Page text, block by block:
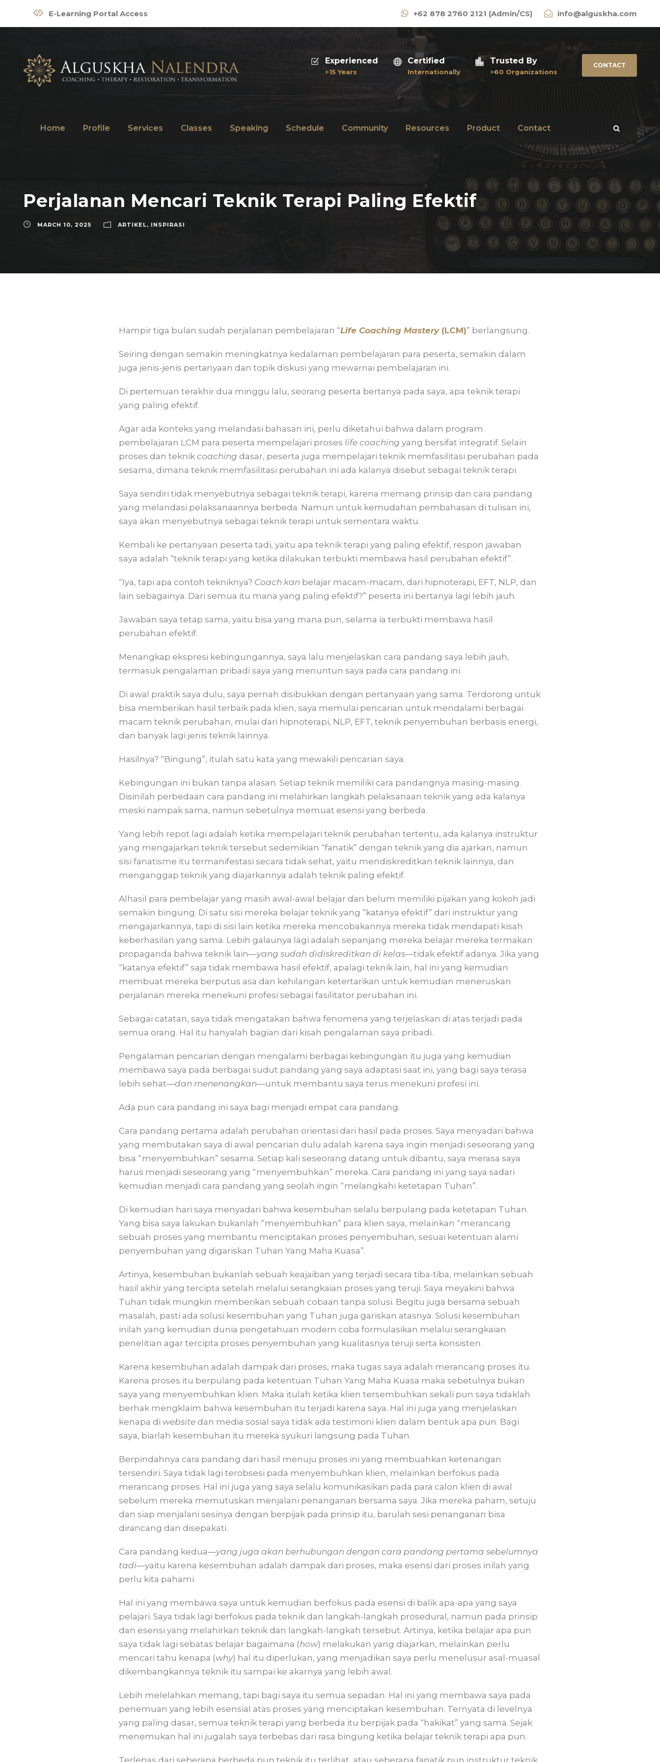
E-Learning Portal Access +62 878 2760 2121 (Admin/CS) info@alguskha.com
Experienced
>15 Years
Certified
Internationally
Trusted By
>60 Organizations
CONTACT
Home Profile Services Classes Speaking Schedule Community Resources Product Contact
Perjalanan Mencari Teknik Terapi Paling Efektif
MARCH 10, 2025 ARTIKEL, INSPIRASI
Hampir tiga bulan sudah perjalanan pembelajaran “Life Coaching Mastery (LCM)” berlangsung.
Seiring dengan semakin meningkatnya kedalaman pembelajaran para peserta, semakin dalam
juga jenis-jenis pertanyaan dan topik diskusi yang mewarnai pembelajaran ini.
Di pertemuan terakhir dua minggu lalu, seorang peserta bertanya pada saya, apa teknik terapi
yang paling efektif.
Agar ada konteks yang melandasi bahasan ini, perlu diketahui bahwa dalam program
pembelajaran LCM para peserta mempelajari proses life coaching yang bersifat integratif. Selain
proses dan teknik coaching dasar, peserta juga mempelajari teknik memfasilitasi perubahan pada
sesama, dimana teknik memfasilitasi perubahan ini ada kalanya disebut sebagai teknik terapi.
Saya sendiri tidak menyebutnya sebagai teknik terapi, karena memang prinsip dan cara pandang
yang melandasi pelaksanaannya berbeda. Namun untuk kemudahan pembahasan di tulisan ini,
saya akan menyebutnya sebagai teknik terapi untuk sementara waktu.
Kembali ke pertanyaan peserta tadi, yaitu apa teknik terapi yang paling efektif, respon jawaban
saya adalah “teknik terapi yang ketika dilakukan terbukti membawa hasil perubahan efektif”.
“Iya, tapi apa contoh tekniknya? Coach kan belajar macam-macam, dari hipnoterapi, EFT, NLP, dan
lain sebagainya. Dari semua itu mana yang paling efektif?” peserta ini bertanya lagi lebih jauh.
Jawaban saya tetap sama, yaitu bisa yang mana pun, selama ia terbukti membawa hasil
perubahan efektif.
Menangkap ekspresi kebingungannya, saya lalu menjelaskan cara pandang saya lebih jauh,
termasuk pengalaman pribadi saya yang menuntun saya pada cara pandang ini.
Di awal praktik saya dulu, saya pernah disibukkan dengan pertanyaan yang sama. Terdorong untuk
bisa memberikan hasil terbaik pada klien, saya memulai pencarian untuk mendalami berbagai
macam teknik perubahan, mulai dari hipnoterapi, NLP, EFT, teknik penyembuhan berbasis energi,
dan banyak lagi jenis teknik lainnya.
Hasilnya? “Bingung”, itulah satu kata yang mewakili pencarian saya.
Kebingungan ini bukan tanpa alasan. Setiap teknik memiliki cara pandangnya masing-masing.
Disinilah perbedaan cara pandang ini melahirkan langkah pelaksanaan teknik yang ada kalanya
meski nampak sama, namun sebetulnya memuat esensi yang berbeda.
Yang lebih repot lagi adalah ketika mempelajari teknik perubahan tertentu, ada kalanya instruktur
yang mengajarkan teknik tersebut sedemikian “fanatik” dengan teknik yang dia ajarkan, namun
sisi fanatisme itu termanifestasi secara tidak sehat, yaitu mendiskreditkan teknik lainnya, dan
menganggap teknik yang diajarkannya adalah teknik paling efektif.
Alhasil para pembelajar yang masih awal-awal belajar dan belum memiliki pijakan yang kokoh jadi
semakin bingung. Di satu sisi mereka belajar teknik yang “katanya efektif” dari instruktur yang
mengajarkannya, tapi di sisi lain ketika mereka mencobakannya mereka tidak mendapati kisah
keberhasilan yang sama. Lebih galaunya lagi adalah sepanjang mereka belajar mereka termakan
propaganda bahwa teknik lain—yang sudah didiskreditkan di kelas—tidak efektif adanya. Jika yang
“katanya efektif” saja tidak membawa hasil efektif, apalagi teknik lain, hal ini yang kemudian
membuat mereka berputus asa dan kehilangan ketertarikan untuk kemudian meneruskan
perjalanan mereka menekuni profesi sebagai fasilitator perubahan ini.
Sebagai catatan, saya tidak mengatakan bahwa fenomena yang terjelaskan di atas terjadi pada
semua orang. Hal itu hanyalah bagian dari kisah pengalaman saya pribadi.
Pengalaman pencarian dengan mengalami berbagai kebingungan itu juga yang kemudian
membawa saya pada berbagai sudut pandang yang saya adaptasi saat ini, yang bagi saya terasa
lebih sehat—dan menenangkan—untuk membantu saya terus menekuni profesi ini.
Ada pun cara pandang ini saya bagi menjadi empat cara pandang.
Cara pandang pertama adalah perubahan orientasi dari hasil pada proses. Saya menyadari bahwa
yang membutakan saya di awal pencarian dulu adalah karena saya ingin menjadi seseorang yang
bisa “menyembuhkan” sesama. Setiap kali seseorang datang untuk dibantu, saya merasa saya
harus menjadi seseorang yang “menyembuhkan” mereka. Cara pandang ini yang saya sadari
kemudian menjadi cara pandang yang seolah ingin “melangkahi ketetapan Tuhan”.
Di kemudian hari saya menyadari bahwa kesembuhan selalu berpulang pada ketetapan Tuhan.
Yang bisa saya lakukan bukanlah “menyembuhkan” para klien saya, melainkan “merancang
sebuah proses yang membantu menciptakan proses penyembuhan, sesuai ketentuan alami
penyembuhan yang digariskan Tuhan Yang Maha Kuasa”.
Artinya, kesembuhan bukanlah sebuah keajaiban yang terjadi secara tiba-tiba, melainkan sebuah
hasil akhir yang tercipta setelah melalui serangkaian proses yang teruji. Saya meyakini bahwa
Tuhan tidak mungkin memberikan sebuah cobaan tanpa solusi. Begitu juga bersama sebuah
masalah, pasti ada solusi kesembuhan yang Tuhan juga gariskan atasnya. Solusi kesembuhan
inilah yang kemudian dunia pengetahuan modern coba formulasikan melalui serangkaian
penelitian agar tercipta proses penyembuhan yang kualitasnya teruji serta konsisten.
Karena kesembuhan adalah dampak dari proses, maka tugas saya adalah merancang proses itu.
Karena proses itu berpulang pada ketentuan Tuhan Yang Maha Kuasa maka sebetulnya bukan
saya yang menyembuhkan klien. Maka itulah ketika klien tersembuhkan sekali pun saya tidaklah
berhak mengklaim bahwa kesembuhan itu terjadi karena saya. Hal ini juga yang menjelaskan
kenapa di website dan media sosial saya tidak ada testimoni klien dalam bentuk apa pun. Bagi
saya, biarlah kesembuhan itu mereka syukuri langsung pada Tuhan.
Berpindahnya cara pandang dari hasil menuju proses ini yang membuahkan ketenangan
tersendiri. Saya tidak lagi terobsesi pada menyembuhkan klien, melainkan berfokus pada
merancang proses. Hal ini juga yang saya selalu komunikasikan pada para calon klien di awal
sebelum mereka memutuskan menjalani penanganan bersama saya. Jika mereka paham, setuju
dan siap menjalani sesinya dengan berpijak pada prinsip itu, barulah sesi penanganan bisa
dirancang dan disepakati.
Cara pandang kedua—yang juga akan berhubungan dengan cara pandang pertama sebelumnya
tadi—yaitu karena kesembuhan adalah dampak dari proses, maka esensi dari proses inilah yang
perlu kita pahami.
Hal ini yang membawa saya untuk kemudian berfokus pada esensi di balik apa-apa yang saya
pelajari. Saya tidak lagi berfokus pada teknik dan langkah-langkah prosedural, namun pada prinsip
dan esensi yang melahirkan teknik dan langkah-langkah tersebut. Artinya, ketika belajar apa pun
saya tidak lagi sebatas belajar bagaimana (how) melakukan yang diajarkan, melainkan perlu
mencari tahu kenapa (why) hal itu diperlukan, yang menjadikan saya perlu menelusur asal-muasal
dikembangkannya teknik itu sampai ke akarnya yang lebih awal.
Lebih melelahkan memang, tapi bagi saya itu semua sepadan. Hal ini yang membawa saya pada
penemuan yang lebih esensial atas proses yang menciptakan kesembuhan. Ternyata di levelnya
yang paling dasar, semua teknik terapi yang berbeda itu berpijak pada “hakikat” yang sama. Sejak
menemukan hal ini jugalah saya terbebas dari rasa bingung ketika belajar teknik terapi apa pun.
Terlepas dari seberapa berbeda pun teknik itu terlihat, atau seberapa fanatik pun instruktur teknik